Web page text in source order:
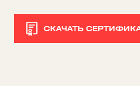
СКАЧАТЬ